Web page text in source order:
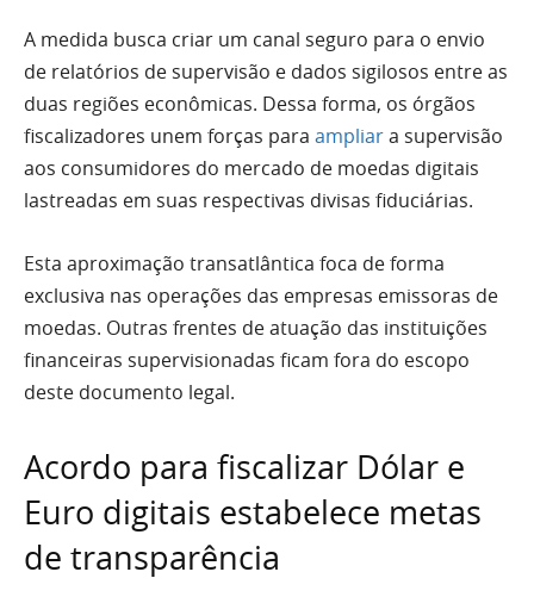
A medida busca criar um canal seguro para o envio
de relatórios de supervisão e dados sigilosos entre as
duas regiões econômicas. Dessa forma, os órgãos
fiscalizadores unem forças para ampliara supervisão
aos consumidores do mercado de moedas digitais
lastreadas em suas respectivas divisas fiduciárias.
Esta aproximação transatlântica foca de forma
exclusiva nas operações das empresas emissoras de
moedas. Outras frentes de atuação das instituições
financeiras supervisionadas ficam fora do escopo
deste documento legal.
Acordo para fiscalizar Dólar e
Euro digitais estabelece metas
de transparência